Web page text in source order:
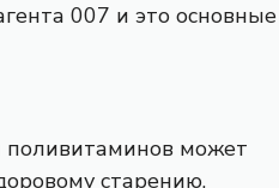
007 и это основные